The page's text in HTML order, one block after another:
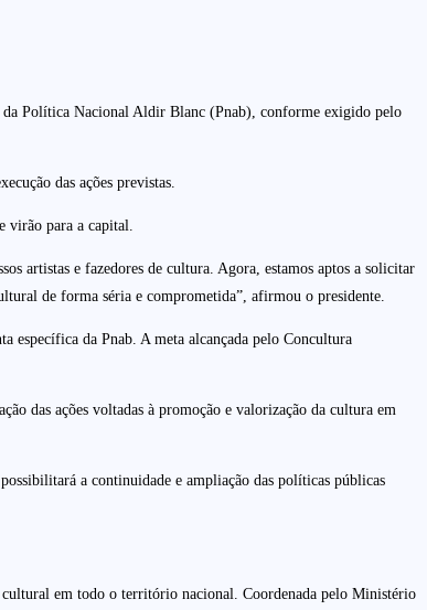
da Política Nacional Aldir Blanc (Pnab), conforme exigido pelo
das ações previstas.
para a capital.
artistas e fazedores de cultura. Agora, estamos aptos a solicitar
de forma séria e comprometida”, afirmou o presidente.
específica da Pnab. A meta alcançada pelo Concultura
das ações voltadas à promoção e valorização da cultura em
a continuidade e ampliação das políticas públicas
em todo o território nacional. Coordenada pelo Ministério